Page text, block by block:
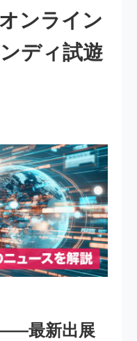
ンライン
ディ試遊
最新出展